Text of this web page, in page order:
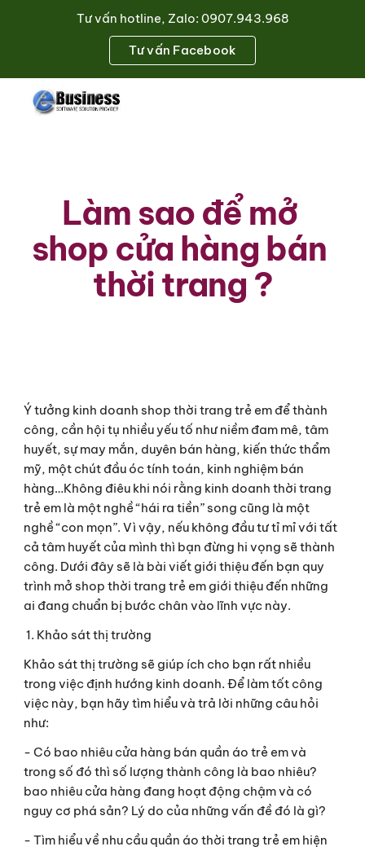
Tư vấn hotline, Zalo: 0907.943.968
Tư vấn Facebook
Làm sao để mở
shop cửa hàng bán
thời trang ?
Ý tưởng kinh doanh shop thời trang trẻ em để thành
công, cần hội tụ nhiều yếu tố như niềm đam mê, tâm
huyết, sự may mắn, duyên bán hàng, kiến thức thẩm
mỹ, một chút đầu óc tính toán, kinh nghiệm bán
hàng…Không điêu khi nói rằng kinh doanh thời trang
trẻ em là một nghề “hái ra tiền” song cũng là một
nghề “con mọn”. Vì vậy, nếu không đầu tư tỉ mỉ với tất
cả tâm huyết của mình thì bạn đừng hi vọng sẽ thành
công. Dưới đây sẽ là bài viết giới thiệu đến bạn quy
trình mở shop thời trang trẻ em giới thiệu đến những
ai đang chuẩn bị bước chân vào lĩnh vực này.
1. Khảo sát thị trường
Khảo sát thị trường sẽ giúp ích cho bạn rất nhiều
trong việc định hướng kinh doanh. Để làm tốt công
việc này, bạn hãy tìm hiểu và trả lời những câu hỏi
như:
- Có bao nhiêu cửa hàng bán quần áo trẻ em và
trong số đó thì số lượng thành công là bao nhiêu?
bao nhiêu cửa hàng đang hoạt động chậm và có
nguy cơ phá sản? Lý do của những vấn đề đó là gì?
- Tìm hiểu về nhu cầu quần áo thời trang trẻ em hiện